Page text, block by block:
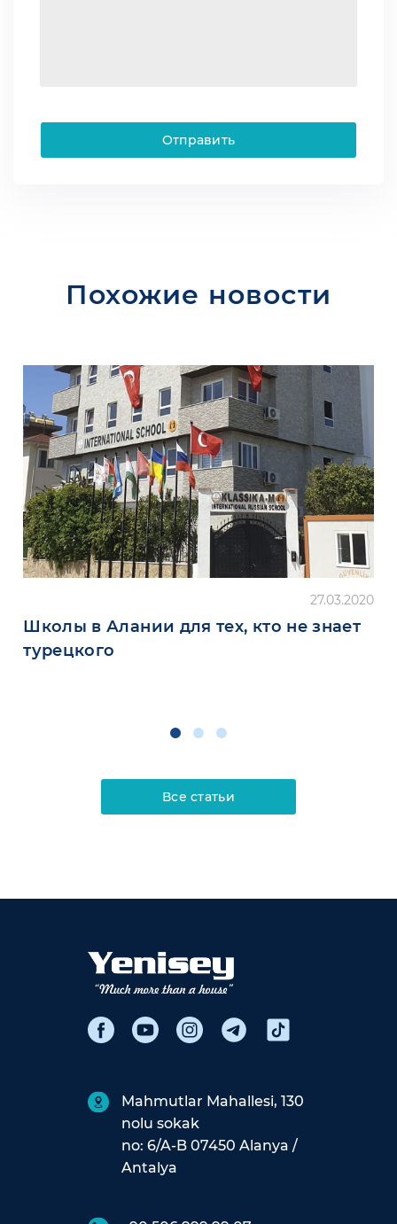
Отправить
Похожие новости
27.03.2020
Школы в Алании для тех, кто не знает
турецкого
Все статьи
Mahmutlar Mahallesi, 130
nolu sokak
no: 6/A-B 07450 Alanya /
Antalya